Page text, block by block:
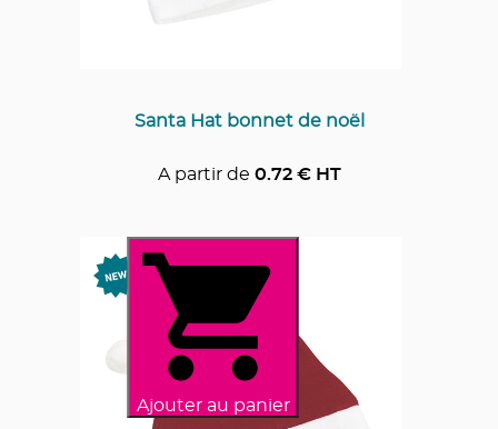
Santa Hat bonnet de noël
A partir de 0.72€ HT
Ajouter au panier